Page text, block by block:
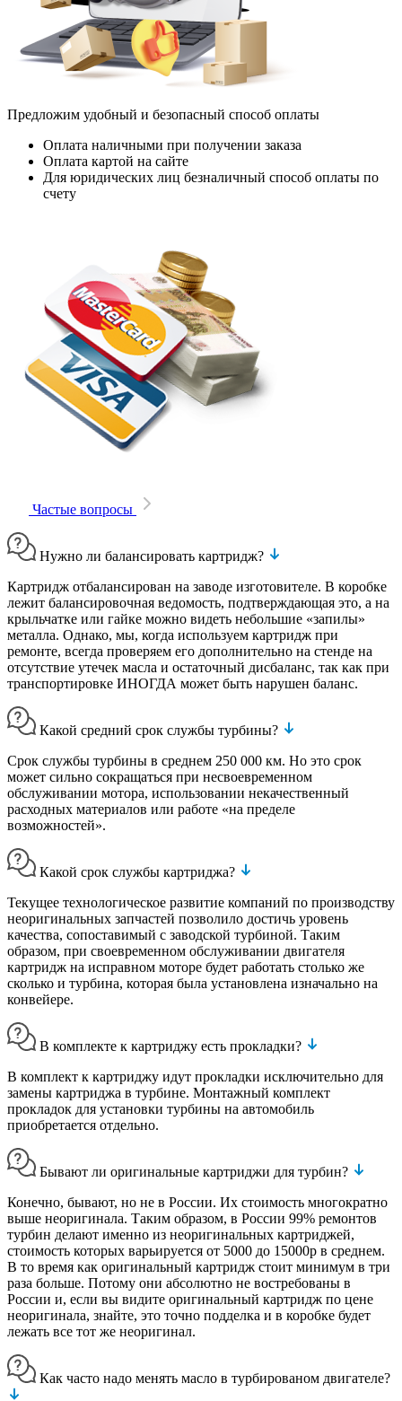
Предложим удобный и безопасный способ оплаты
Оплата наличными при получении заказа
Оплата картой на сайте
Для юридических лиц безналичный способ оплаты по
счету
Частые вопросы
Нужно ли балансировать картридж?
Картридж отбалансирован на заводе изготовителе. В коробке
лежит балансировочная ведомость, подтверждающая это, а на
крыльчатке или гайке можно видеть небольшие «запилы»
металла. Однако, мы, когда используем картридж при
ремонте, всегда проверяем его дополнительно на стенде на
отсутствие утечек масла и остаточный дисбаланс, так как при
транспортировке ИНОГДА может быть нарушен баланс.
Какой средний срок службы турбины?
Срок службы турбины в среднем 250 000 км. Но это срок
может сильно сокращаться при несвоевременном
обслуживании мотора, использовании некачественный
расходных материалов или работе «на пределе
возможностей».
Какой срок службы картриджа?
Текущее технологическое развитие компаний по производству
неоригинальных запчастей позволило достичь уровень
качества, сопоставимый с заводской турбиной. Таким
образом, при своевременном обслуживании двигателя
картридж на исправном моторе будет работать столько же
сколько и турбина, которая была установлена изначально на
конвейере.
В комплекте к картриджу есть прокладки?
В комплект к картриджу идут прокладки исключительно для
замены картриджа в турбине. Монтажный комплект
прокладок для установки турбины на автомобиль
приобретается отдельно.
Бывают ли оригинальные картриджи для турбин?
Конечно, бывают, но не в России. Их стоимость многократно
выше неоригинала. Таким образом, в России 99% ремонтов
турбин делают именно из неоригинальных картриджей,
стоимость которых варьируется от 5000 до 15000р в среднем.
В то время как оригинальный картридж стоит минимум в три
раза больше. Потому они абсолютно не востребованы в
России и, если вы видите оригинальный картридж по цене
неоригинала, знайте, это точно подделка и в коробке будет
лежать все тот же неоригинал.
Как часто надо менять масло в турбированом двигателе?